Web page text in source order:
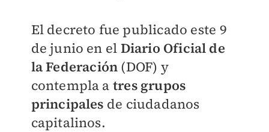
El decreto fue publicado este 9
de junio en el Diario Oficial de
la Federación (DOF) y
contempla a tres grupos
principales de ciudadanos
capitalinos.